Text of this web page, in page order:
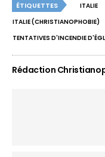
ÉTIQUETTES ITALIE
ITALIE (CHRISTIANOPHOBIE)
TENTATIVES D'INCENDIE
Rédaction